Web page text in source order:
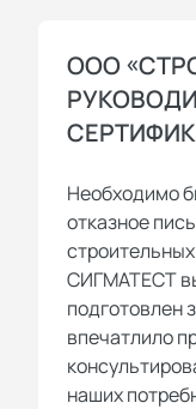
ООО
Необходимо
отказное
СИГМАТЕСТ
подготовлен
впечатлило
наших